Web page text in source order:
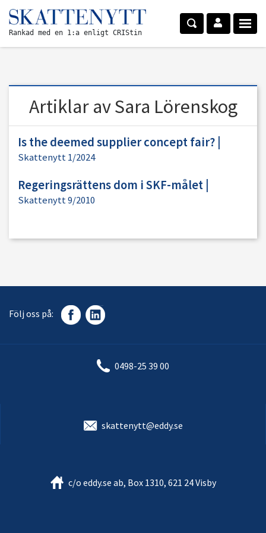
Rankad med en 1:a enligt CRIStin
Artiklar av Sara Lörenskog
Is the deemed supplier concept fair?
Skattenytt 1/2024
Regeringsrättens dom i SKF-målet
Skattenytt 9/2010
Följ oss på:
0498-25 39 00
skattenytt@eddy.se
c/o eddy.se ab, Box 1310, 621 24 Visby